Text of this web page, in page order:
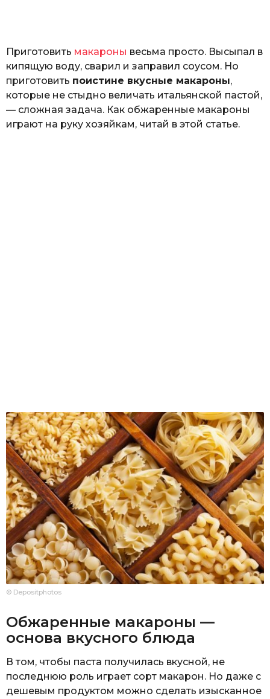
р
к
л
ю
к
Приготовить макароны весьма просто. Высыпал в
кипящую воду, сварил и заправил соусом. Но
приготовить поистине вкусные макароны,
которые не стыдно величать итальянской пастой,
— сложная задача. Как обжаренные макароны
играют на руку хозяйкам, читай в этой статье.
© Depositphotos
Обжаренные макароны —
основа вкусного блюда
В том, чтобы паста получилась вкусной, не
последнюю роль играет сорт макарон. Но даже с
дешевым продуктом можно сделать изысканное